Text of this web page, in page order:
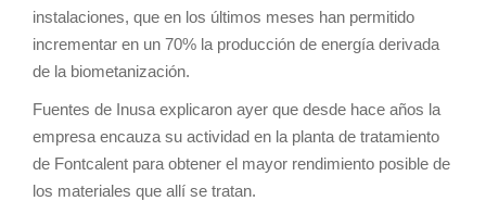
instalaciones, que en los últimos meses han permitido
incrementar en un 70% la producción de energía derivada
de la biometanización.
Fuentes de Inusa explicaron ayer que desde hace años la
empresa encauza su actividad en la planta de tratamiento
de Fontcalent para obtener el mayor rendimiento posible de
los materiales que allí se tratan.